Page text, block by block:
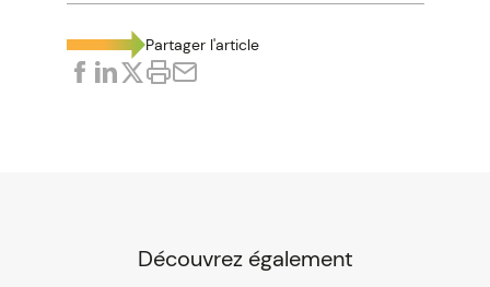
Partager l'article
Découvrez également